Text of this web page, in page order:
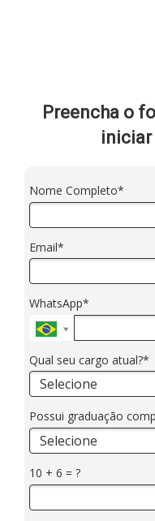
Preencha o
iniciar
Nome Completo*
Email*
WhatsApp*
Qual seu cargo atual?*
Possui graduação
10 + 6 = ?